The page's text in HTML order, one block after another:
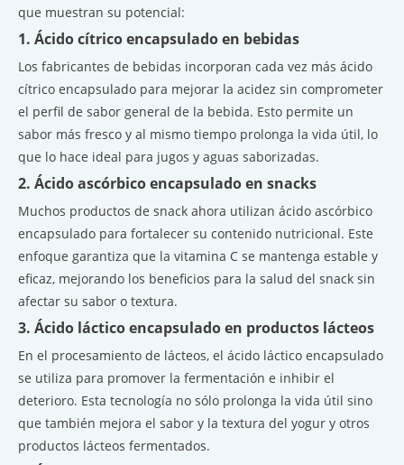
que muestran su potencial:
1. Ácido cítrico encapsulado en bebidas
Los fabricantes de bebidas incorporan cada vez más ácido
cítrico encapsulado para mejorar la acidez sin comprometer
el perfil de sabor general de la bebida. Esto permite un
sabor más fresco y al mismo tiempo prolonga la vida útil, lo
que lo hace ideal para jugos y aguas saborizadas.
2. Ácido ascórbico encapsulado en snacks
Muchos productos de snack ahora utilizan ácido ascórbico
encapsulado para fortalecer su contenido nutricional. Este
enfoque garantiza que la vitamina C se mantenga estable y
eficaz, mejorando los beneficios para la salud del snack sin
afectar su sabor o textura.
3. Ácido láctico encapsulado en productos lácteos
En el procesamiento de lácteos, el ácido láctico encapsulado
se utiliza para promover la fermentación e inhibir el
deterioro. Esta tecnología no sólo prolonga la vida útil sino
que también mejora el sabor y la textura del yogur y otros
productos lácteos fermentados.